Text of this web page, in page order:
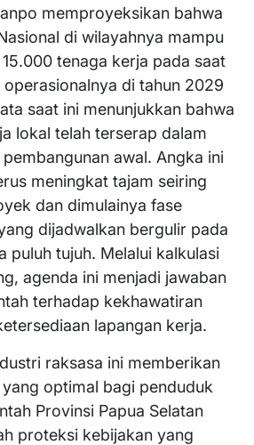
memproyeksikan bahwa
di wilayahnya mampu
tenaga kerja pada saat
di tahun 2029
saat ini menunjukkan bahwa
lokal telah terserap dalam
awal. Angka ini
meningkat tajam seiring
dan dimulainya fase
dijadwalkan bergulir pada
puluh tujuh. Melalui kalkulasi
agenda ini menjadi jawaban
terhadap kekhawatiran
lapangan kerja.
raksasa ini memberikan
optimal bagi penduduk
Provinsi Papua Selatan
proteksi kebijakan yang